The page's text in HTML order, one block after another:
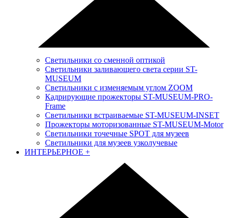
Светильники со сменной оптикой
Светильники заливающего света серии ST-
MUSEUM
Светильники с изменяемым углом ZOOM
Кадрирующие прожекторы ST-MUSEUM-PRO-
Frame
Светильники встраиваемые ST-MUSEUM-INSET
Прожекторы моторизованные ST-MUSEUM-Motor
Светильники точечные SPOT для музеев
Светильники для музеев узколучевые
ИНТЕРЬЕРНОЕ +